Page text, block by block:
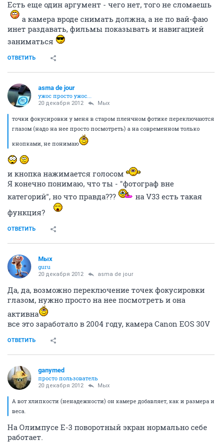
Есть еще один аргумент - чего нет, того не сломаешь
а камера вроде снимать должна, а не по вай-фаю
инет раздавать, фильмы показывать и навигацией
заниматься
ОТВЕТИТЬ
asma de jour
ужос просто ужос...
20 декабря 2012 Мых
точки фокусировки у меня в старом пленчном фотике переключаются
глазом (надо на нее просто посмотреть) а на современном только
кнопками, не понимаю
и кнопка нажимается голосом
Я конечно понимаю, что ты - "фотограф вне
категорий", но что правда???
на V33 есть такая
функция?
ОТВЕТИТЬ
Мых
guru
20 декабря 2012 asma de jour
Да, да, возможно переключение точек фокусировки
глазом, нужно просто на нее посмотреть и она
активна
все это заработало в 2004 году, камера Canon EOS 30V
ОТВЕТИТЬ
ganymed
просто пользователь
20 декабря 2012 Мых
А вот хлипкости (ненадежности) он камере добавляет, как и размера и
веса.
На Олимпусе Е-3 поворотный экран нормально себе
работает.